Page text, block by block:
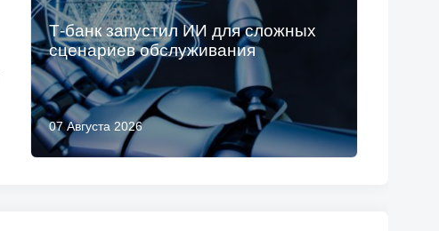
07 Августа 2026
Т-банк запустил ИИ для сложных
сценариев обслуживания